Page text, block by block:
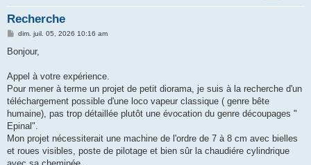
e
Recherche
M
s
g
e
dim. juil. 05, 2026 10:16 am
Bonjour,
Appel à votre expérience.
Pour mener à terme un projet de petit diorama, je suis à la recherche d'un
téléchargement possible d'une loco vapeur classique ( genre bête
humaine), pas trop détaillée plutôt une évocation du genre découpages "
Epinal".
Mon projet nécessiterait une machine de l'ordre de 7 à 8 cm avec bielles
et roues visibles, poste de pilotage et bien sûr la chaudiére cylindrique